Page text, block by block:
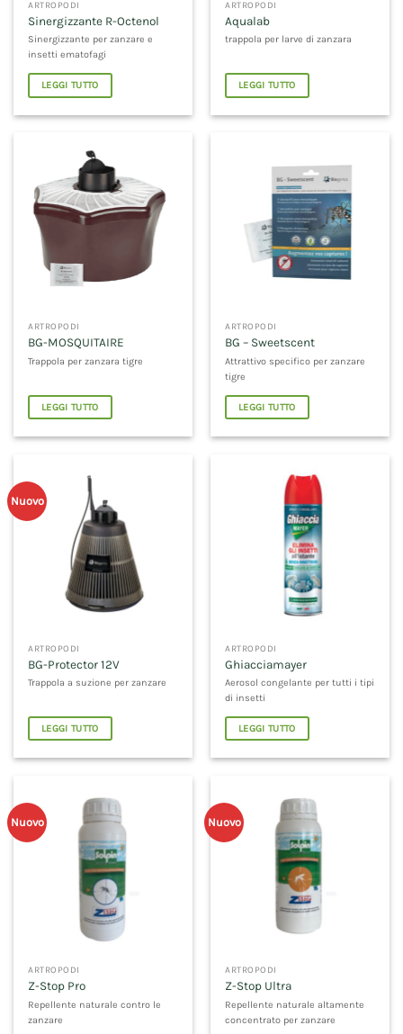
ARTROPODI
Sinergizzante R-Octenol
Sinergizzante per zanzare e
insetti ematofagi
LEGGI TUTTO
ARTROPODI
Aqualab
trappola per larve di zanzara
LEGGI TUTTO
ARTROPODI
BG-MOSQUITAIRE
Trappola per zanzara tigre
LEGGI TUTTO
ARTROPODI
BG – Sweetscent
Attrattivo specifico per zanzare
tigre
LEGGI TUTTO
Nuovo
ARTROPODI
BG-Protector 12V
Trappola a suzione per zanzare
LEGGI TUTTO
ARTROPODI
Ghiacciamayer
Aerosol congelante per tutti i tipi
di insetti
LEGGI TUTTO
Nuovo
ARTROPODI
Z-Stop Pro
Repellente naturale contro le
zanzare
Nuovo
ARTROPODI
Z-Stop Ultra
Repellente naturale altamente
concentrato per zanzare